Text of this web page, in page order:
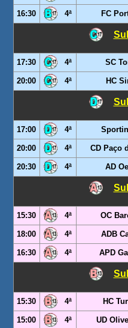
16:30 4ª FC
17:30 4ª SC
20:00 4ª HC
17:00 4ª
20:00 4ª CD Paço
20:30 4ª AD
15:30 4ª OC
18:00 4ª ADB
16:30 4ª APD
15:30 4ª HC
15:00 4ª UD